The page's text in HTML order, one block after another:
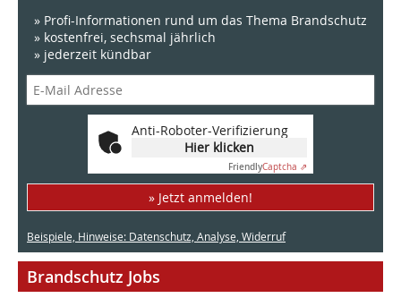
» Profi-Informationen rund um das Thema Brandschutz
» kostenfrei, sechsmal jährlich
» jederzeit kündbar
Anti-Roboter-Verifizierung
Hier klicken
FriendlyCaptcha ⇗
» Jetzt anmelden!
Beispiele, Hinweise: Datenschutz, Analyse, Widerruf
Brandschutz Jobs